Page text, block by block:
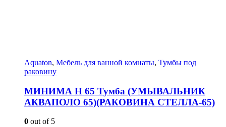
Aquaton, Мебель для ванной комнаты, Тумбы под
раковину
МИНИМА Н 65 Тумба (УМЫВАЛЬНИК
АКВАПОЛО 65)(РАКОВИНА СТЕЛЛА-65)
0 out of 5